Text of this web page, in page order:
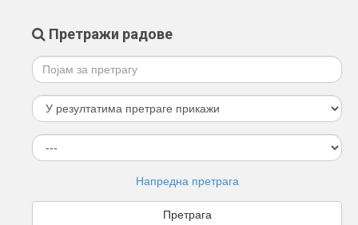
Претражи радове
Напредна претрага